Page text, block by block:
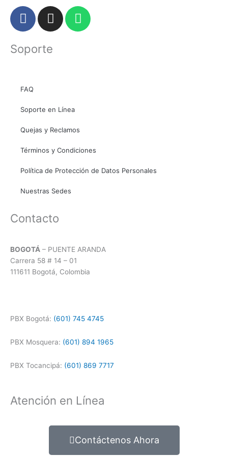
F
a
e
o
I
n
t
m
W
h
Soporte
FAQ
Soporte en Línea
Quejas y Reclamos
Términos y Condiciones
Política de Protección de Datos Personales
Nuestras Sedes
Contacto
BOGOTÁ – PUENTE ARANDA
Carrera 58 # 14 – 01
111611 Bogotá, Colombia
PBX Bogotá: (601) 745 4745
PBX Mosquera: (601) 894 1965
PBX Tocancipá: (601) 869 7717
Atención en Línea
Contáctenos Ahora